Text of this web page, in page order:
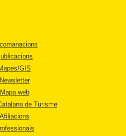
GIS
Newsletter
Mapa web
de Turisme
Afiliacions